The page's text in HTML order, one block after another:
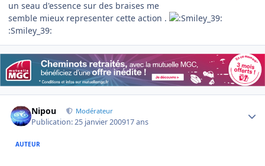
un seau d'essence sur des braises me
semble mieux representer cette action .
:Smiley_39:
Nipou Modérateur
Publication:25 janvier 200917 ans
AUTEUR